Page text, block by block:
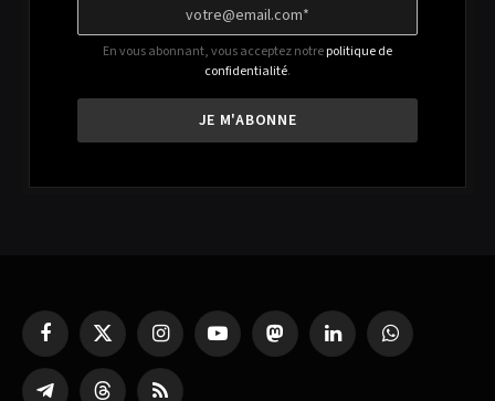
En vous abonnant, vous acceptez notrepolitique de
confidentialité.
FacebookX
(Twitter)
InstagramYouTube MastodonLinkedIn WhatsApp